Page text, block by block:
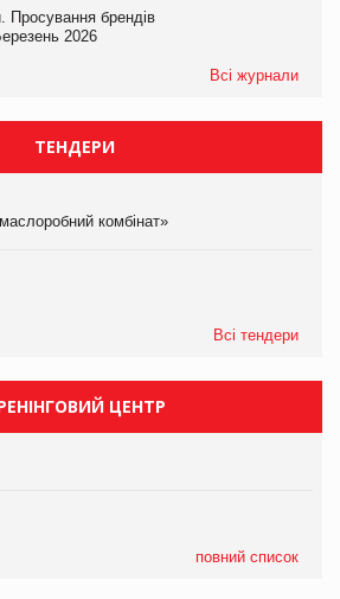
Просування брендів
2026
Всі журнали
ТЕНДЕРИ
комбінат»
Всі тендери
ЦЕНТР
повний список